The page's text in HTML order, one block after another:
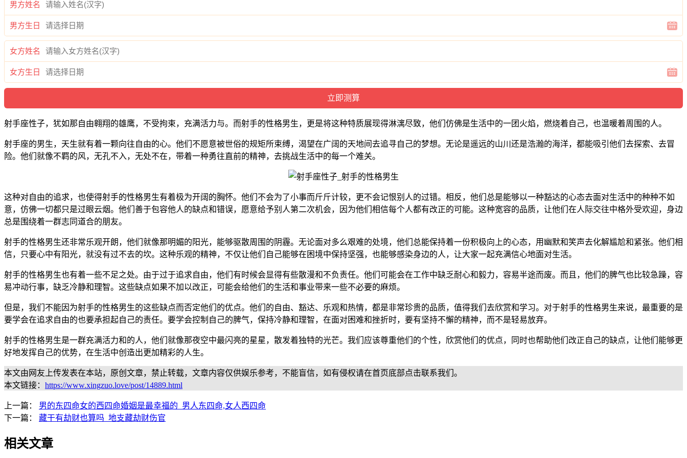
男方姓名
男方生日
女方姓名
女方生日
射手座性子，犹如那自由翱翔的雄鹰，不受拘束，充满活力与。而射手的性格男生，更是将这种特质展现得淋漓尽致，他们仿佛是生活中的一团火焰，燃烧着自己，也温暖着周围的人。
射手座的男生，天生就有着一颗向往自由的心。他们不愿意被世俗的规矩所束缚，渴望在广阔的天地间去追寻自己的梦想。无论是遥远的山川还是浩瀚的海洋，都能吸引他们去探索、去冒
险。他们就像不羁的风，无孔不入，无处不在，带着一种勇往直前的精神，去挑战生活中的每一个难关。
这种对自由的追求，也使得射手的性格男生有着极为开阔的胸怀。他们不会为了小事而斤斤计较，更不会记恨别人的过错。相反，他们总是能够以一种豁达的心态去面对生活中的种种不如
意，仿佛一切都只是过眼云烟。他们善于包容他人的缺点和错误，愿意给予别人第二次机会，因为他们相信每个人都有改正的可能。这种宽容的品质，让他们在人际交往中格外受欢迎，身边
总是围绕着一群志同道合的朋友。
射手的性格男生还非常乐观开朗，他们就像那明媚的阳光，能够驱散周围的阴霾。无论面对多么艰难的处境，他们总能保持着一份积极向上的心态，用幽默和笑声去化解尴尬和紧张。他们相
信，只要心中有阳光，就没有过不去的坎。这种乐观的精神，不仅让他们自己能够在困境中保持坚强，也能够感染身边的人，让大家一起充满信心地面对生活。
射手的性格男生也有着一些不足之处。由于过于追求自由，他们有时候会显得有些散漫和不负责任。他们可能会在工作中缺乏耐心和毅力，容易半途而废。而且，他们的脾气也比较急躁，容
易冲动行事，缺乏冷静和理智。这些缺点如果不加以改正，可能会给他们的生活和事业带来一些不必要的麻烦。
但是，我们不能因为射手的性格男生的这些缺点而否定他们的优点。他们的自由、豁达、乐观和热情，都是非常珍贵的品质，值得我们去欣赏和学习。对于射手的性格男生来说，最重要的是
要学会在追求自由的也要承担起自己的责任。要学会控制自己的脾气，保持冷静和理智，在面对困难和挫折时，要有坚持不懈的精神，而不是轻易放弃。
射手的性格男生是一群充满活力和的人，他们就像那夜空中最闪亮的星星，散发着独特的光芒。我们应该尊重他们的个性，欣赏他们的优点，同时也帮助他们改正自己的缺点，让他们能够更
好地发挥自己的优势，在生活中创造出更加精彩的人生。
本文由网友上传发表在本站，原创文章，禁止转载，文章内容仅供娱乐参考，不能盲信，如有侵权请在首页底部点击联系我们。
本文链接： https://www.xingzuo.love/post/14889.html
上一篇： 男的东四命女的西四命婚姻是最幸福的_男人东四命,女人西四命
下一篇： 藏干有劫财也算吗_地支藏劫财伤官
相关文章